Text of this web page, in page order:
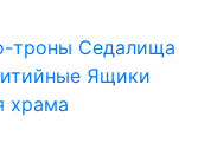
троны Седалища
Ящики
храма